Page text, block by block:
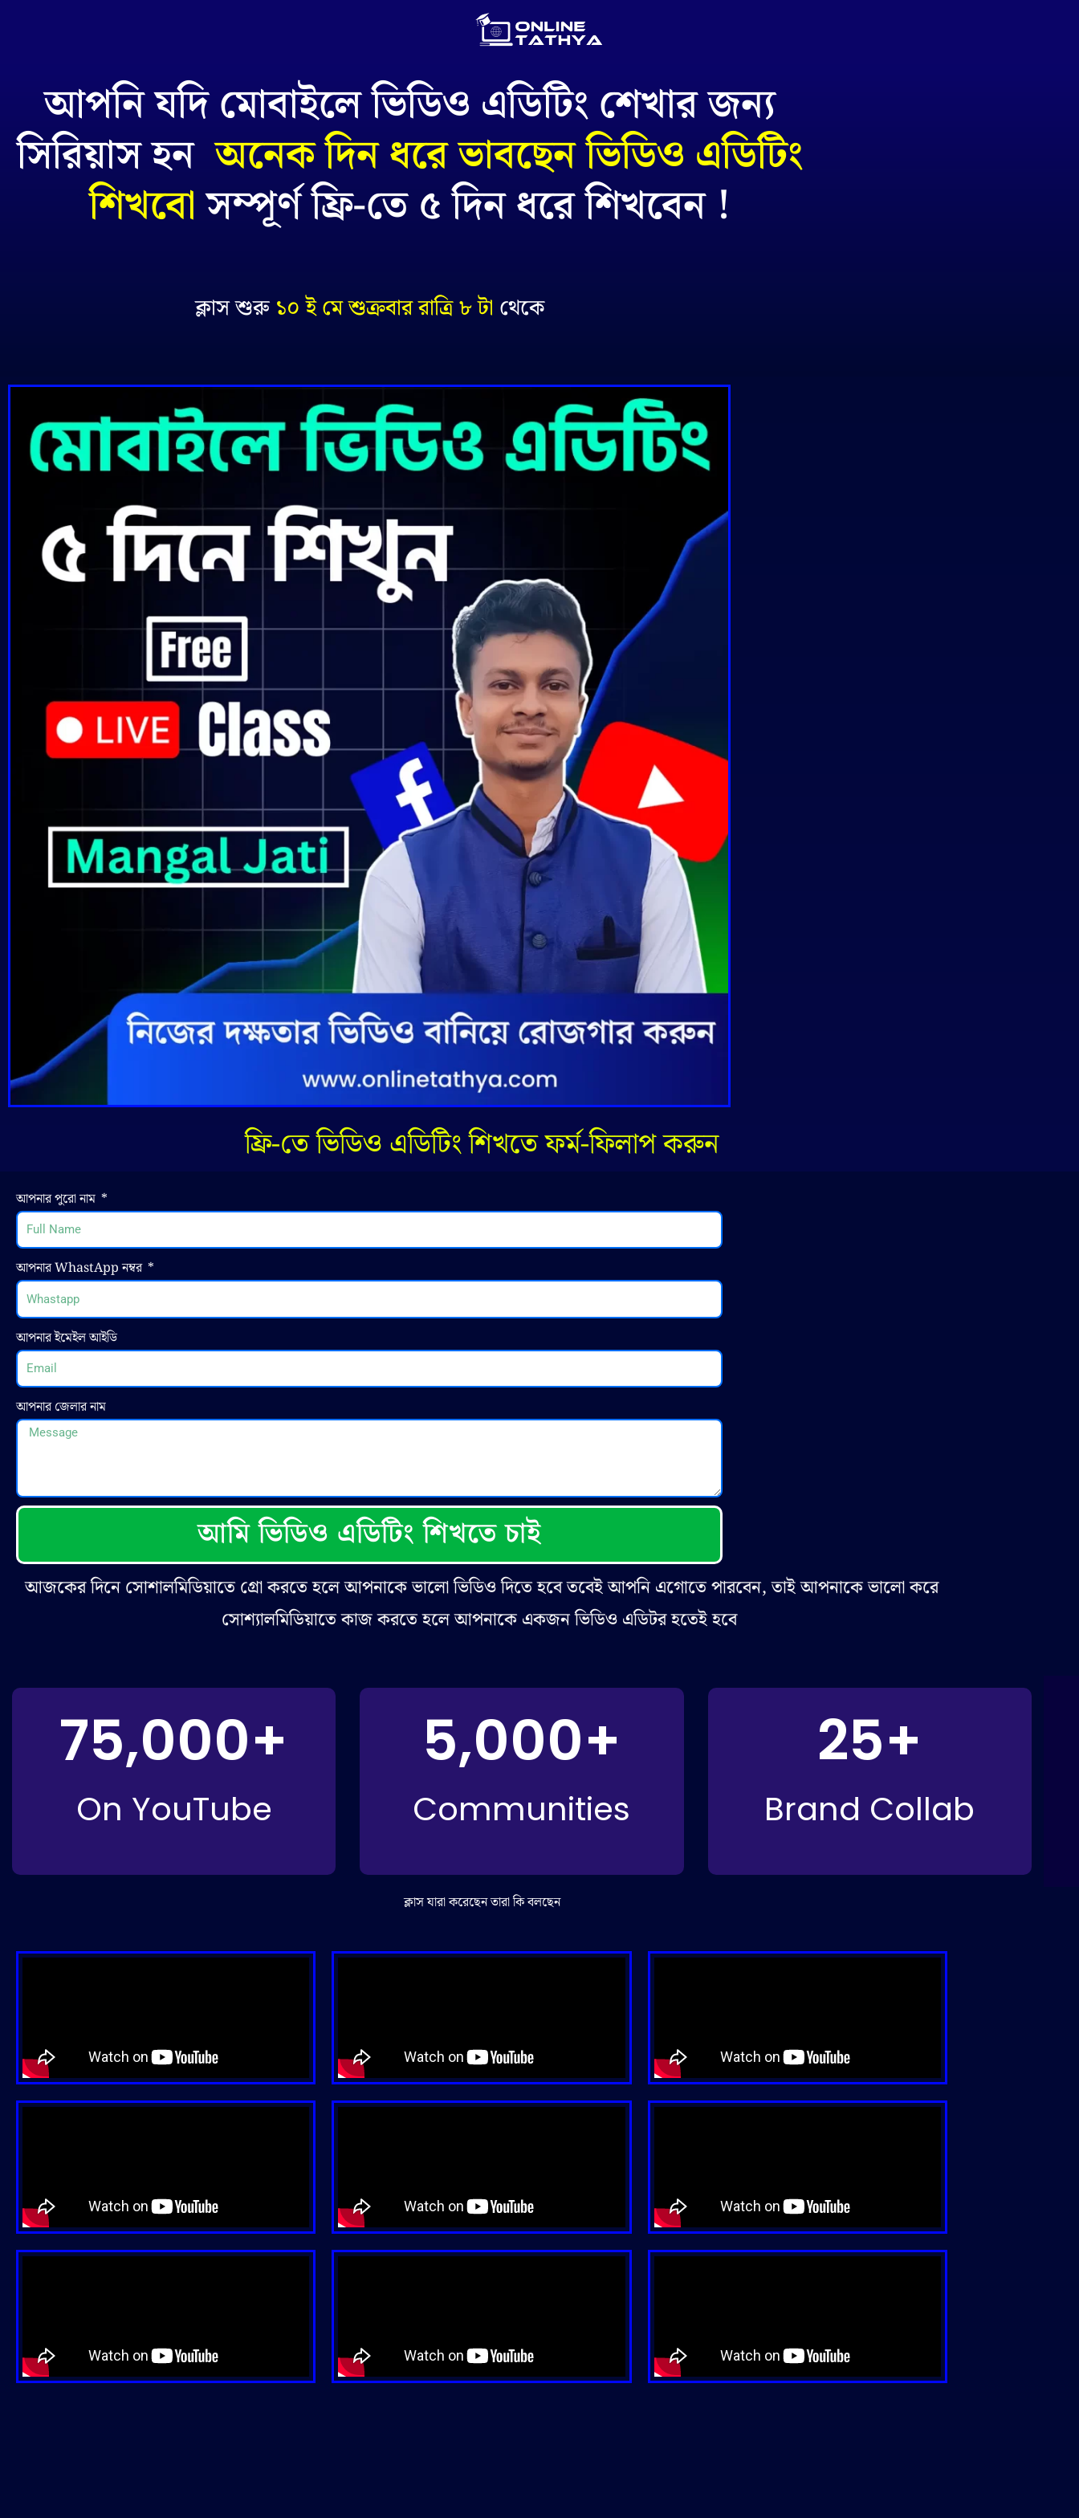
আপনি যদি মোবাইলে ভিডিও এডিটিং শেখার জন্য
সিরিয়াস হনঅনেক দিন ধরে ভাবছেন ভিডিও এডিটিং
শিখবোসম্পূর্ণ ফ্রি-তে ৫ দিন ধরে শিখবেন !
ক্লাস শুরু১০ ই মে শুক্রবাররাত্রি ৮ টা থেকে
ফ্রি-তে ভিডিও এডিটিং শিখতে ফর্ম-ফিলাপ করুন
আপনার পুরো নাম
আপনার WhastApp নম্বর
আপনার ইমেইল আইডি
আপনার জেলার নাম
আমি ভিডিও এডিটিং শিখতে চাই
আজকের দিনে সোশালমিডিয়াতে গ্রো করতে হলে আপনাকে ভালো ভিডিও দিতে হবে তবেই আপনি এগোতে পারবেন, তাই আপনাকে ভালো করে
সোশ্যালমিডিয়াতে কাজ করতে হলে আপনাকে একজন ভিডিও এডিটর হতেই হবে
On YouTube
75,000+
Communities
5,000+
Brand Collab
25+
ক্লাস যারা করেছেন তারা কি বলছেন